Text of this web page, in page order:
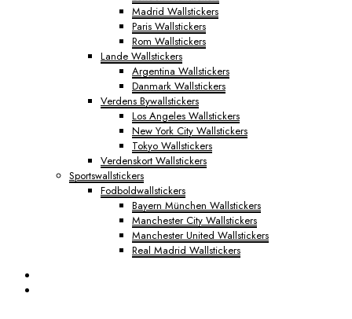
Madrid Wallstickers
Paris Wallstickers
Rom Wallstickers
Lande Wallstickers
Argentina Wallstickers
Danmark Wallstickers
Verdens Bywallstickers
Los Angeles Wallstickers
New York City Wallstickers
Tokyo Wallstickers
Verdenskort Wallstickers
Sportswallstickers
Fodboldwallstickers
Bayern München Wallstickers
Manchester City Wallstickers
Manchester United Wallstickers
Real Madrid Wallstickers